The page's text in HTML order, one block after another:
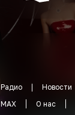
Радио Новости
MAX
О нас